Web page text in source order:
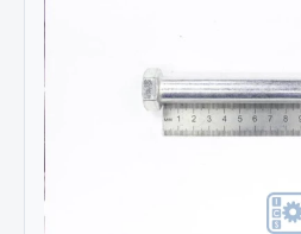
ЦЕПИ BOHU (Китай)
Изготовление цепей на колеса
QITONG
Весь раздел
Отопители салона,